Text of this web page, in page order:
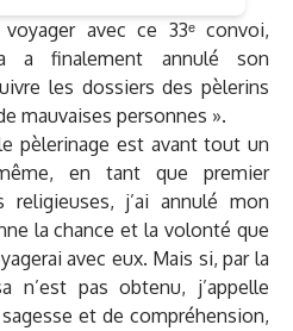
avec ce 33ᵉ convoi,
a finalement annulé son
les dossiers des pèlerins
mauvaises personnes ».
pèlerinage est avant tout un
en tant que premier
religieuses, j’ai annulé mon
la chance et la volonté que
avec eux. Mais si, par la
pas obtenu, j’appelle
et de compréhension,